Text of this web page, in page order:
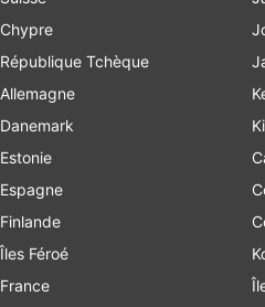
Chypre
République Tchèque
Allemagne
Danemark
Estonie
Espagne
Finlande
Îles Féroé
France